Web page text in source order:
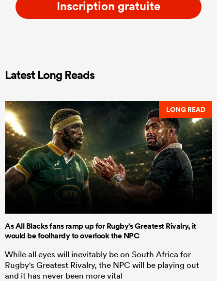
Inscription gratuite
Latest Long Reads
LONG READ
As All Blacks fans ramp up for Rugby's Greatest Rivalry, it
would be foolhardy to overlook the NPC
While all eyes will inevitably be on South Africa for
Rugby's Greatest Rivalry, the NPC will be playing out
and it has never been more vital